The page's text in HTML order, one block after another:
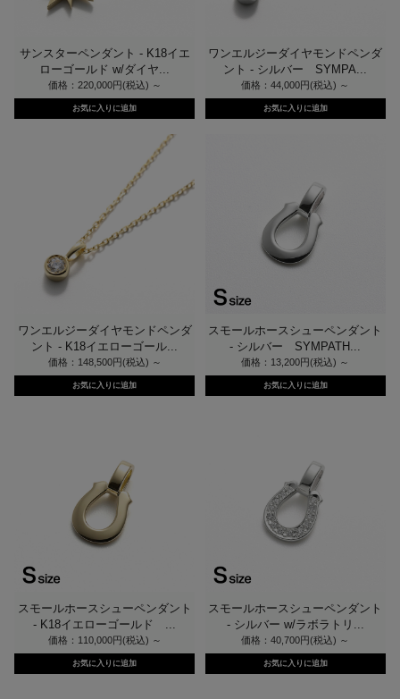
サンスターペンダント - K18イエ
ローゴールド w/ダイヤ...
価格：220,000円(税込) ～
ワンエルジーダイヤモンドペンダ
ント - シルバー SYMPA...
価格：44,000円(税込) ～
ワンエルジーダイヤモンドペンダ
ント - K18イエローゴール...
価格：148,500円(税込) ～
スモールホースシューペンダント
- シルバー SYMPATH...
価格：13,200円(税込) ～
スモールホースシューペンダント
- K18イエローゴールド ...
価格：110,000円(税込) ～
スモールホースシューペンダント
- シルバー w/ラボラトリ...
価格：40,700円(税込) ～